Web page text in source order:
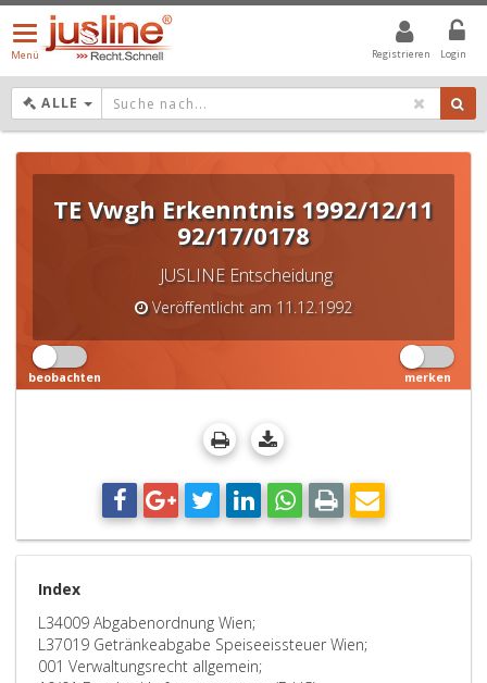
Registrieren Login
Menü
öffnen/schließen
Menü
ALLE DROPDOWN: GEWÄHLTER WERT IST ALLE
TE Vwgh Erkenntnis 1992/12/11
92/17/0178
JUSLINE Entscheidung
Veröffentlicht am 11.12.1992
beobachten merken
Index
L34009 Abgabenordnung Wien;
L37019 Getränkeabgabe Speiseeissteuer Wien;
001 Verwaltungsrecht allgemein;